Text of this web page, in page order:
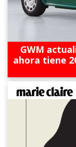
GWM
ahora tiene